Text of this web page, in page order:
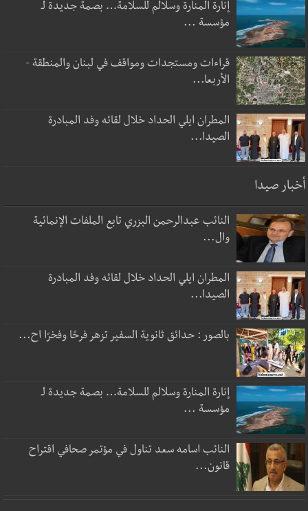
إنارة المنارة وسلالم للسلامة… بصمة جديدة لـ
مؤسسة ...
قراءات ومستجدات ومواقف في لبنان والمنطقة -
الأربعا...
المطران ايلي الحداد خلال لقائه وفد المبادرة
الصيدا...
أخبار صيدا
النائب عبدالرحمن البزري تابع الملفات الإنمائية
وال...
المطران ايلي الحداد خلال لقائه وفد المبادرة
الصيدا...
بالصور : حدائق ثانوية السفير تزهر فرحًا وفخرًا اح...
إنارة المنارة وسلالم للسلامة… بصمة جديدة لـ
مؤسسة ...
النائب اسامه سعد تناول في مؤتمر صحافي اقتراح
قانون...